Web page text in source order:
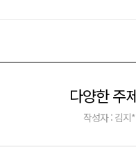
다양한 주
작성자 : 김지*